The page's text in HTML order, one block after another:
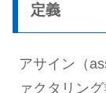
定義
アサイン（
ァクタリン